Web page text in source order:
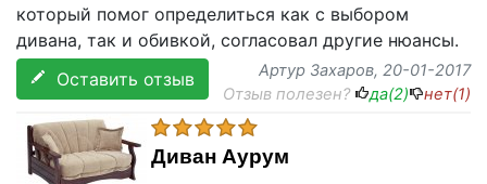
который помог определиться как с выбором
дивана, так и обивкой, согласовал другие нюансы.
Оставить отзыв
Артур Захаров, 20-01-2017
Отзыв полезен?
да(2) нет(1)
Диван Аурум